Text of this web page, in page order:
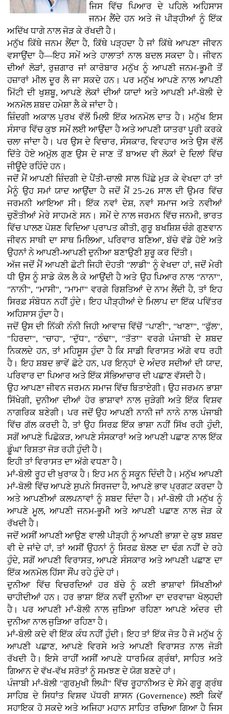
ਜਿਸ ਵਿੱਚ ਪਿਆਰ ਦੇ ਪਹਿਲੇ ਅਹਿਸਾਸ
ਜਨਮ ਲੈਂਦੇ ਹਨ ਅਤੇ ਜੋ ਪੀੜ੍ਹੀਆਂ ਨੂੰ ਇੱਕ
ਅਦਿੱਖ ਧਾਗੇ ਨਾਲ ਜੋੜ ਕੇ ਰੱਖਦੀ ਹੈ।
ਮਨੁੱਖ ਕਿੱਥੇ ਜਨਮ ਲੈਂਦਾ ਹੈ, ਕਿੱਥੇ ਪੜ੍ਹਦਾ ਹੈ ਜਾਂ ਕਿੱਥੇ ਆਪਣਾ ਜੀਵਨ
ਵਸਾਉਂਦਾ ਹੈ—ਇਹ ਸਮੇਂ ਅਤੇ ਹਾਲਾਤਾਂ ਨਾਲ ਬਦਲ ਸਕਦਾ ਹੈ। ਜੀਵਨ
ਦੀਆਂ ਲੋੜਾਂ, ਰੁਜ਼ਗਾਰ ਜਾਂ ਕਾਰੋਬਾਰ ਮਨੁੱਖ ਨੂੰ ਆਪਣੀ ਜਨਮ-ਭੂਮੀ ਤੋਂ
ਹਜ਼ਾਰਾਂ ਮੀਲ ਦੂਰ ਲੈ ਜਾ ਸਕਦੇ ਹਨ। ਪਰ ਮਨੁੱਖ ਆਪਣੇ ਨਾਲ ਆਪਣੀ
ਮਿੱਟੀ ਦੀ ਖੁਸ਼ਬੂ, ਆਪਣੇ ਲੋਕਾਂ ਦੀਆਂ ਯਾਦਾਂ ਅਤੇ ਆਪਣੀ ਮਾਂ-ਬੋਲੀ ਦੇ
ਅਨਮੋਲ ਸ਼ਬਦ ਹਮੇਸ਼ਾ ਲੈ ਕੇ ਜਾਂਦਾ ਹੈ।
ਜ਼ਿੰਦਗੀ ਅਕਾਲ ਪੁਰਖ ਵੱਲੋਂ ਮਿਲੀ ਇੱਕ ਅਨਮੋਲ ਦਾਤ ਹੈ। ਮਨੁੱਖ ਇਸ
ਸੰਸਾਰ ਵਿੱਚ ਕੁਝ ਸਮੇਂ ਲਈ ਆਉਂਦਾ ਹੈ ਅਤੇ ਆਪਣੀ ਯਾਤਰਾ ਪੂਰੀ ਕਰਕੇ
ਚਲਾ ਜਾਂਦਾ ਹੈ। ਪਰ ਉਸ ਦੇ ਵਿਚਾਰ, ਸੰਸਕਾਰ, ਵਿਵਹਾਰ ਅਤੇ ਉਸ ਵੱਲੋਂ
ਦਿੱਤੇ ਹੋਏ ਅਮੁੱਲ ਗੁਣ ਉਸ ਦੇ ਜਾਣ ਤੋਂ ਬਾਅਦ ਵੀ ਲੋਕਾਂ ਦੇ ਦਿਲਾਂ ਵਿੱਚ
ਜੀਊਂਦੇ ਰਹਿੰਦੇ ਹਨ।
ਜਦੋਂ ਮੈਂ ਆਪਣੀ ਜ਼ਿੰਦਗੀ ਦੇ ਪੈਂਤੀ-ਚਾਲੀ ਸਾਲ ਪਿੱਛੇ ਮੁੜ ਕੇ ਵੇਖਦਾ ਹਾਂ ਤਾਂ
ਮੈਨੂੰ ਉਹ ਸਮਾਂ ਯਾਦ ਆਉਂਦਾ ਹੈ ਜਦੋਂ ਮੈਂ 25-26 ਸਾਲ ਦੀ ਉਮਰ ਵਿੱਚ
ਜਰਮਨੀ ਆਇਆ ਸੀ। ਇੱਕ ਨਵਾਂ ਦੇਸ਼, ਨਵਾਂ ਸਮਾਜ ਅਤੇ ਨਵੀਆਂ
ਚੁਣੌਤੀਆਂ ਮੇਰੇ ਸਾਹਮਣੇ ਸਨ। ਸਮੇਂ ਦੇ ਨਾਲ ਜਰਮਨ ਵਿੱਚ ਜਨਮੀ, ਭਾਰਤ
ਵਿੱਚ ਪਾਲਣ ਪੋਸ਼ਣ ਵਿਦਿਆ ਪ੍ਰਾਪਤ ਕੀਤੀ, ਗੁਰੂ ਬਖਸ਼ਿਸ਼ ਚੰਗੇ ਗੁਣਵਾਨ
ਜੀਵਨ ਸਾਥੀ ਦਾ ਸਾਥ ਮਿਲਿਆ, ਪਰਿਵਾਰ ਬਣਿਆ, ਬੱਚੇ ਵੱਡੇ ਹੋਏ ਅਤੇ
ਉਹਨਾਂ ਨੇ ਆਪਣੀ-ਆਪਣੀ ਦੁਨੀਆ ਬਣਾਉਣੀ ਸ਼ੁਰੂ ਕਰ ਦਿੱਤੀ।
ਅੱਜ ਜਦੋਂ ਮੈਂ ਆਪਣੀ ਛੋਟੀ ਜਿਹੀ ਦੋਹਤੀ "ਲਾਡੀ" ਨੂੰ ਵੇਖਦਾ ਹਾਂ, ਜਦੋਂ ਮੇਰੀ
ਧੀ ਉਸ ਨੂੰ ਸਾਡੇ ਕੋਲ ਲੈ ਕੇ ਆਉਂਦੀ ਹੈ ਅਤੇ ਉਹ ਪਿਆਰ ਨਾਲ "ਨਾਨਾ",
"ਨਾਨੀ", "ਮਾਸੀ", "ਮਾਮਾ" ਵਰਗੇ ਰਿਸ਼ਤਿਆਂ ਦੇ ਨਾਮ ਲੈਂਦੀ ਹੈ, ਤਾਂ ਇਹ
ਸਿਰਫ਼ ਸੰਬੋਧਨ ਨਹੀਂ ਹੁੰਦੇ। ਇਹ ਪੀੜ੍ਹੀਆਂ ਦੇ ਮਿਲਾਪ ਦਾ ਇੱਕ ਪਵਿੱਤਰ
ਅਹਿਸਾਸ ਹੁੰਦਾ ਹੈ।
ਜਦੋਂ ਉਸ ਦੀ ਨਿੱਕੀ ਨੰਨੀ ਜਿਹੀ ਆਵਾਜ਼ ਵਿੱਚੋਂ "ਪਾਣੀ", "ਖਾਣਾ", "ਫੁੱਲ",
"ਹਿਰਦਾ", "ਚਾਹ", "ਦੁੱਧ", "ਠੰਢਾ", "ਤੱਤਾ" ਵਰਗੇ ਪੰਜਾਬੀ ਦੇ ਸ਼ਬਦ
ਨਿਕਲਦੇ ਹਨ, ਤਾਂ ਮਹਿਸੂਸ ਹੁੰਦਾ ਹੈ ਕਿ ਸਾਡੀ ਵਿਰਾਸਤ ਅੱਗੇ ਵਧ ਰਹੀ
ਹੈ। ਇਹ ਸ਼ਬਦ ਭਾਵੇਂ ਛੋਟੇ ਹਨ, ਪਰ ਇਨ੍ਹਾਂ ਦੇ ਅੰਦਰ ਸਦੀਆਂ ਦੀ ਯਾਦ,
ਪਰਿਵਾਰ ਦਾ ਪਿਆਰ ਅਤੇ ਇੱਕ ਸੱਭਿਆਚਾਰ ਦੀ ਪਛਾਣ ਵੱਸਦੀ ਹੈ।
ਉਹ ਆਪਣਾ ਜੀਵਨ ਜਰਮਨ ਸਮਾਜ ਵਿੱਚ ਬਿਤਾਏਗੀ। ਉਹ ਜਰਮਨ ਭਾਸ਼ਾ
ਸਿੱਖੇਗੀ, ਦੁਨੀਆ ਦੀਆਂ ਹੋਰ ਭਾਸ਼ਾਵਾਂ ਨਾਲ ਜੁੜੇਗੀ ਅਤੇ ਇੱਕ ਵਿਸ਼ਵ
ਨਾਗਰਿਕ ਬਣੇਗੀ। ਪਰ ਜਦੋਂ ਉਹ ਆਪਣੀ ਨਾਨੀ ਜਾਂ ਨਾਨੇ ਨਾਲ ਪੰਜਾਬੀ
ਵਿੱਚ ਗੱਲ ਕਰਦੀ ਹੈ, ਤਾਂ ਉਹ ਸਿਰਫ਼ ਇੱਕ ਭਾਸ਼ਾ ਨਹੀਂ ਸਿੱਖ ਰਹੀ ਹੁੰਦੀ,
ਸਗੋਂ ਆਪਣੇ ਪਿਛੋਕੜ, ਆਪਣੇ ਸੰਸਕਾਰਾਂ ਅਤੇ ਆਪਣੀ ਪਛਾਣ ਨਾਲ ਇੱਕ
ਡੂੰਘਾ ਰਿਸ਼ਤਾ ਜੋੜ ਰਹੀ ਹੁੰਦੀ ਹੈ।
ਇਹੀ ਤਾਂ ਵਿਰਾਸਤ ਦਾ ਅੱਗੇ ਵਧਣਾ ਹੈ।
ਮਾਂ-ਬੋਲੀ ਰੂਹ ਦੀ ਖੁਰਾਕ ਹੈ। ਇਹ ਮਨ ਨੂੰ ਸਕੂਨ ਦਿੰਦੀ ਹੈ। ਮਨੁੱਖ ਆਪਣੀ
ਮਾਂ-ਬੋਲੀ ਵਿੱਚ ਆਪਣੇ ਸੁਪਨੇ ਸਿਰਜਦਾ ਹੈ, ਆਪਣੇ ਭਾਵ ਪ੍ਰਗਟ ਕਰਦਾ ਹੈ
ਅਤੇ ਆਪਣੀਆਂ ਕਲਪਨਾਵਾਂ ਨੂੰ ਸ਼ਬਦ ਦਿੰਦਾ ਹੈ। ਮਾਂ-ਬੋਲੀ ਹੀ ਮਨੁੱਖ ਨੂੰ
ਆਪਣੇ ਮੂਲ, ਆਪਣੀ ਜਨਮ-ਭੂਮੀ ਅਤੇ ਆਪਣੀ ਪਛਾਣ ਨਾਲ ਜੋੜ ਕੇ
ਰੱਖਦੀ ਹੈ।
ਜਦੋਂ ਅਸੀਂ ਆਪਣੀ ਆਉਣ ਵਾਲੀ ਪੀੜ੍ਹੀ ਨੂੰ ਆਪਣੀ ਭਾਸ਼ਾ ਦੇ ਕੁਝ ਸ਼ਬਦ
ਵੀ ਦੇ ਜਾਂਦੇ ਹਾਂ, ਤਾਂ ਅਸੀਂ ਉਹਨਾਂ ਨੂੰ ਸਿਰਫ਼ ਬੋਲਣ ਦਾ ਢੰਗ ਨਹੀਂ ਦੇ ਰਹੇ
ਹੁੰਦੇ, ਸਗੋਂ ਆਪਣੀ ਵਿਰਾਸਤ, ਆਪਣੇ ਸੰਸਕਾਰ ਅਤੇ ਆਪਣੀ ਪਛਾਣ ਦਾ
ਇੱਕ ਅਨਮੋਲ ਹਿੱਸਾ ਸੌਂਪ ਰਹੇ ਹੁੰਦੇ ਹਾਂ।
ਦੁਨੀਆ ਵਿੱਚ ਵਿਚਰਦਿਆਂ ਹਰ ਬੱਚੇ ਨੂੰ ਕਈ ਭਾਸ਼ਾਵਾਂ ਸਿੱਖਣੀਆਂ
ਚਾਹੀਦੀਆਂ ਹਨ। ਹਰ ਭਾਸ਼ਾ ਇੱਕ ਨਵੀਂ ਦੁਨੀਆ ਦਾ ਦਰਵਾਜ਼ਾ ਖੋਲ੍ਹਦੀ
ਹੈ। ਪਰ ਆਪਣੀ ਮਾਂ-ਬੋਲੀ ਨਾਲ ਜੁੜਿਆ ਰਹਿਣਾ ਆਪਣੇ ਅੰਦਰ ਦੀ
ਦੁਨੀਆ ਨਾਲ ਜੁੜਿਆ ਰਹਿਣਾ ਹੈ।
ਮਾਂ-ਬੋਲੀ ਕਦੇ ਵੀ ਇੱਕ ਕੰਧ ਨਹੀਂ ਹੁੰਦੀ। ਇਹ ਤਾਂ ਇੱਕ ਜੋਤ ਹੈ ਜੋ ਮਨੁੱਖ ਨੂੰ
ਆਪਣੀ ਪਛਾਣ, ਆਪਣੇ ਵਿਰਸੇ ਅਤੇ ਆਪਣੀ ਵਿਰਾਸਤ ਨਾਲ ਜੋੜੀ
ਰੱਖਦੀ ਹੈ। ਇਸੇ ਰਾਹੀਂ ਅਸੀਂ ਆਪਣੇ ਧਾਰਮਿਕ ਗ੍ਰੰਥਾਂ, ਸਾਹਿਤ ਅਤੇ
ਗਿਆਨ ਦੇ ਵੱਖ-ਵੱਖ ਸਰੋਤਾਂ ਨੂੰ ਸਮਝਣ ਦੇ ਯੋਗ ਬਣਦੇ ਹਾਂ।
ਪੰਜਾਬੀ ਮਾਂ-ਬੋਲੀ "ਗੁਰਮੁਖੀ ਲਿਪੀ" ਵਿੱਚ ਰੂਹਾਨੀਅਤ ਦੇ ਸੋਮੇ ਗੁਰੂ ਗ੍ਰੰਥ
ਸਾਹਿਬ ਦੇ ਸਿਧਾਂਤ ਵਿਸ਼ਵ ਪੱਧਰੀ ਸ਼ਾਸਨ (Governence) ਲਈ ਕਿਵੇਂ
ਸਹਾਇਕ ਹੋ ਸਕਦੇ ਅਤੇ ਅਜਿਹਾ ਮਹਾਨ ਸਾਹਿਤ ਰਚਿਆ ਗਿਆ ਹੈ ਜਿਸ